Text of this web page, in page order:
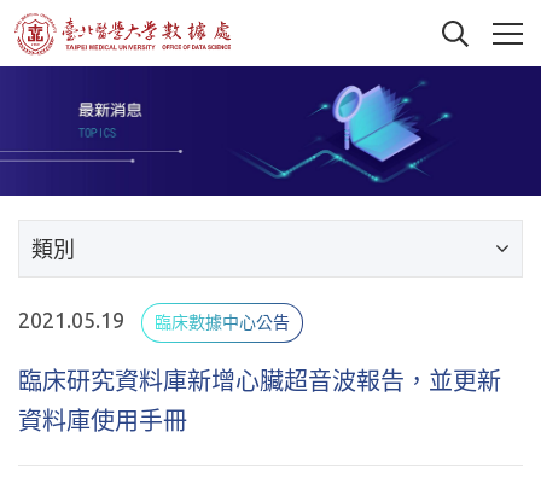
類別
2021.05.19 臨床數據中心公告
臨床研究資料庫新增心臟超音波報告，並更新
資料庫使用手冊